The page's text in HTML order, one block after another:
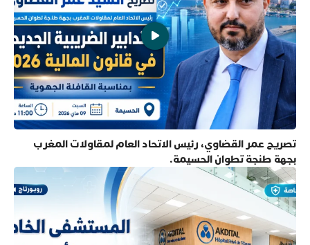
تصريح عمر القضاوي، رئيس الاتحاد العام لمقاولات المغرب
بجهة طنجة تطوان الحسيمة.